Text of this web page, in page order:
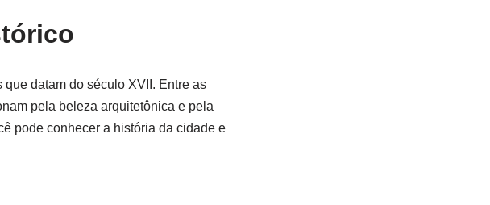
datam do século XVII. Entre as
pela beleza arquitetônica e pela
pode conhecer a história da cidade e